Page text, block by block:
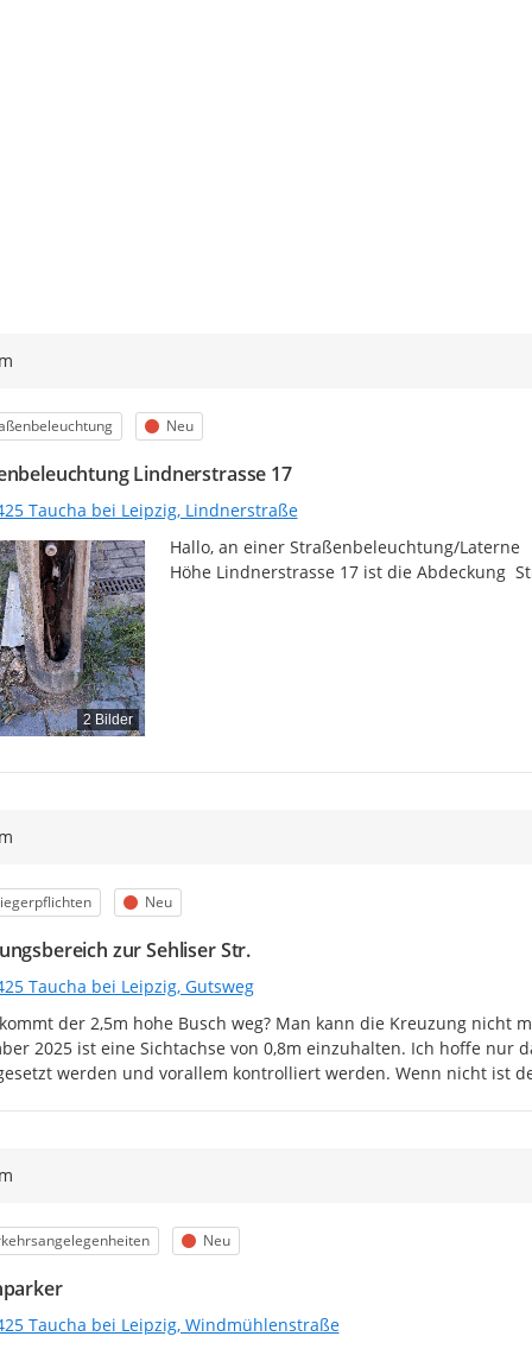
Status
Neu
Lindnerstrasse 17
Taucha bei Leipzig, Lindnerstraße
2 Bilder
Hallo, an einer Straßenbeleuchtung/Laterne
Höhe Lindnerstrasse 17 ist die Abdeckung
Status
Neu
zur Sehliser Str.
Taucha bei Leipzig, Gutsweg
der 2,5m hohe Busch weg? Man kann die Kreuzung nicht
2025 ist eine Sichtachse von 0,8m einzuhalten. Ich hoffe nur
werden und vorallem kontrolliert werden. Wenn nicht ist
Status
Neu
Taucha bei Leipzig, Windmühlenstraße